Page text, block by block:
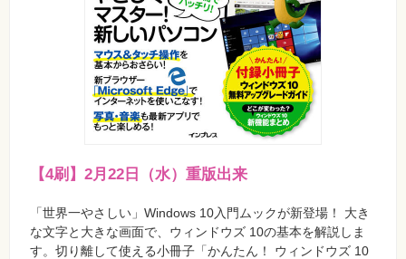
【4刷】2月22日（水）重版出来
「世界一やさしい」Windows 10入門ムックが新登場！ 大き
な文字と大きな画面で、ウィンドウズ 10の基本を解説しま
す。切り離して使える小冊子「かんたん！ ウィンドウズ 10